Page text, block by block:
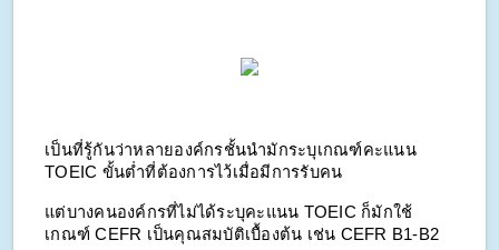
เป็นที่รู้กันว่าหลายองค์กรชั้นนำมักระบุเกณฑ์คะแนน
TOEIC ขั้นต่ำที่ต้องการไว้เมื่อมีการรับคน
แต่บางคนองค์กรที่ไม่ได้ระบุคะแนน TOEIC ก็มักใช้
เกณฑ์ CEFR เป็นคุณสมบัติเบื้องต้น เช่น CEFR B1-B2